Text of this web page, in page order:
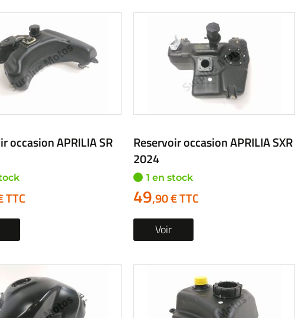
occasion APRILIA SR
TTC
Reservoir occasion APRILIA SXR
2024
1 en stock
49,90 € TTC
Voir